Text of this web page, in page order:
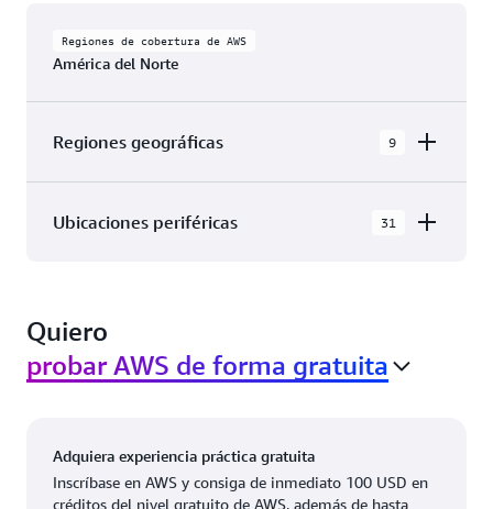
Regiones de cobertura de AWS
América del Norte
Regiones geográficas 9
México (centro)
EE.UU. Este (Ohio)
Ubicaciones periféricas 31
geográficas, con 31 Ubicaciones de red de
periferia y 3 Ubicaciones de caché de periferia.
Boston, Massachusetts
Newark, Nueva Jersey
Quiero
probar AWS de forma gratuita
Adquiera experiencia práctica gratuita
Inscríbase en AWS y consiga de inmediato 100 USD en
créditos del nivel gratuito de AWS, además de hasta